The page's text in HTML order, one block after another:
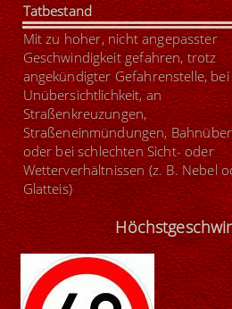
Tatbestand
Mit zu hoher, nicht angepasster
Geschwindigkeit gefahren, trotz
angekündigter Gefahrenstelle, bei
Unübersichtlichkeit, an
Straßenkreuzungen,
Straßeneinmündungen,
oder bei schlechten Sicht- oder
Wetterverhältnissen (z. B. Nebel
Glatteis)